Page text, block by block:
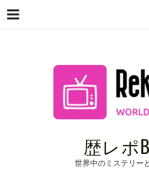
歴レポ
世界中のミステリー
Menu